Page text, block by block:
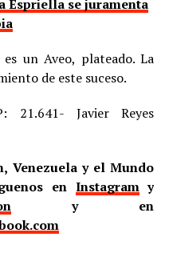
Espriella se juramenta
un Aveo, plateado. La
de este suceso.
21.641- Javier Reyes
Venezuela y el Mundo
en Instagramy
y en